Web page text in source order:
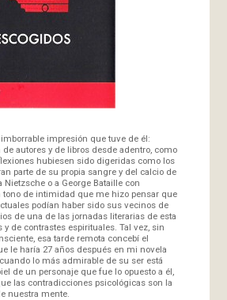
impresión que tuve de él:
autores y de libros desde adentro, como
hubiesen sido digeridas como los
parte de su propia sangre y del calcio de
Nietzsche o a George Bataille con
tono de intimidad que me hizo pensar que
podían haber sido sus vecinos de
de una de las jornadas literarias de esta
de contrastes espirituales. Tal vez, sin
esa tarde remota concebí el
le haría 27 años después en mi novela
lo más admirable de su ser está
de un personaje que fue lo opuesto a él,
las contradicciones psicológicas son la
nuestra mente.